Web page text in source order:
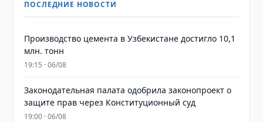
ПОСЛЕДНИЕ НОВОСТИ
Производство цемента в Узбекистане достигло 10,1
млн. тонн
19:15 · 06/08
Законодательная палата одобрила законопроект о
защите прав через Конституционный суд
19:00 · 06/08